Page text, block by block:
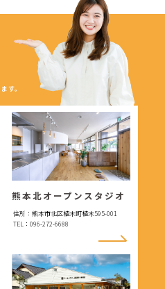
す。
熊本北オープンスタジオ
住所：熊本市北区植木町植木595-001
TEL：096-272-6688